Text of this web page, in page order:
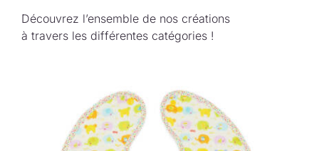
Découvrez l’ensemble de nos créations
à travers les différentes catégories !